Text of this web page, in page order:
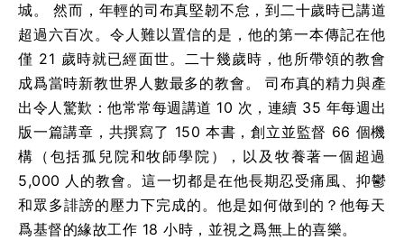
城。
然而，年輕的司布真堅韌不怠，到二十歲時已講道
超過六百次。令人難以置信的是，他的第一本傳記在他
僅 21 歲時就已經面世。二十幾歲時，他所帶領的教會
成爲當時新教世界人數最多的教會。
司布真的精力與產
出令人驚歎：他常常每週講道 10 次，連續 35 年每週出
版一篇講章，共撰寫了 150 本書，創立並監督 66 個機
構（包括孤兒院和牧師學院），以及牧養著一個超過
5,000 人的教會。這一切都是在他長期忍受痛風、抑鬱
和眾多誹謗的壓力下完成的。他是如何做到的？他每天
爲基督的緣故工作 18 小時，並視之爲無上的喜樂。